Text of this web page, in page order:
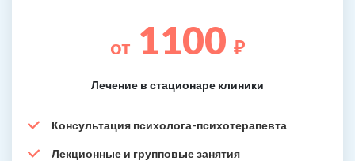
от 1100 ₽
Лечение в стационаре клиники
Консультация психолога-психотерапевта
Лекционные и групповые занятия